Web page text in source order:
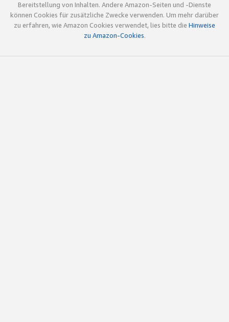
Bereitstellung von Inhalten. Andere Amazon-Seiten und -Dienste
können Cookies für zusätzliche Zwecke verwenden. Um mehr darüber
zu erfahren, wie Amazon Cookies verwendet, lies bitte die Hinweise
zu Amazon-Cookies.